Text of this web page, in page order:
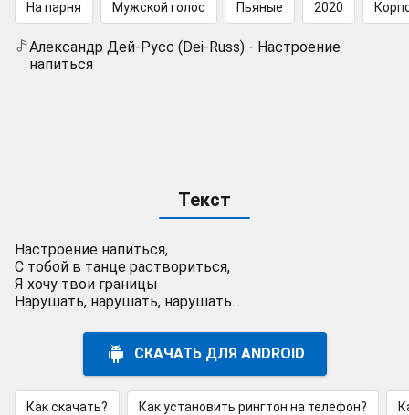
На парня Мужской голос Пьяные 2020
Александр Дей-Русс (Dei-Russ) - Настроение
напиться
Текст
Настроение напиться,
С тобой в танце раствориться,
Я хочу твои границы
Нарушать, нарушать, нарушать...
СКАЧАТЬ ДЛЯ ANDROID
Как скачать? Как установить рингтон на телефон?